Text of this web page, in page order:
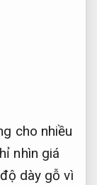
cho nhiều
nhìn giá
dày gỗ vì